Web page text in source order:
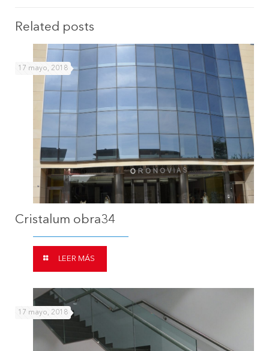
Related posts
17 mayo, 2018
Cristalum obra34
LEER MÁS
17 mayo, 2018